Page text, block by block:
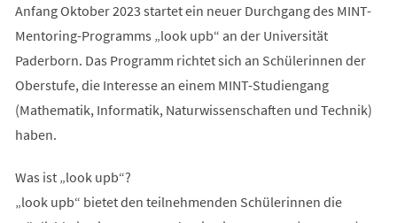
Anfang Oktober 2023 startet ein neuer Durchgang des MINT-
Mentoring-Programms „look upb“ an der Universität
Paderborn. Das Programm richtet sich an Schülerinnen der
Oberstufe, die Interesse an einem MINT-Studiengang
(Mathematik, Informatik, Naturwissenschaften und Technik)
haben.
Was ist „look upb“?
„look upb“ bietet den teilnehmenden Schülerinnen die